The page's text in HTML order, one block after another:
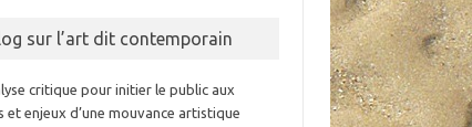
sur l’art dit contemporain
critique pour initier le public aux
et enjeux d’une mouvance artistique